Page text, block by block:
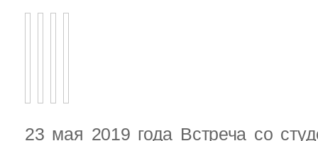
23 мая 2019 года Встреча со